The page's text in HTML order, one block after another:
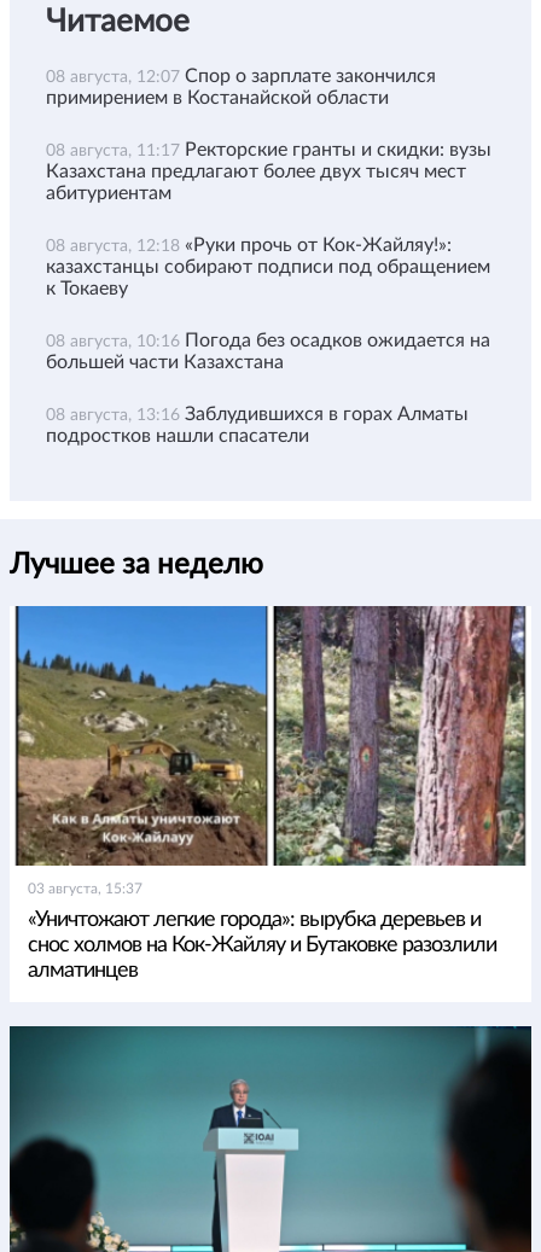
Читаемое
08 августа, 12:07 Спор о зарплате закончился
примирением в Костанайской области
08 августа, 11:17 Ректорские гранты и скидки: вузы
Казахстана предлагают более двух тысяч мест
абитуриентам
08 августа, 12:18 «Руки прочь от Кок-Жайляу!»:
казахстанцы собирают подписи под обращением
к Токаеву
08 августа, 10:16 Погода без осадков ожидается на
большей части Казахстана
08 августа, 13:16 Заблудившихся в горах Алматы
подростков нашли спасатели
Лучшее за неделю
03 августа, 15:37
«Уничтожают легкие города»: вырубка деревьев и
снос холмов на Кок-Жайляу и Бутаковке разозлили
алматинцев